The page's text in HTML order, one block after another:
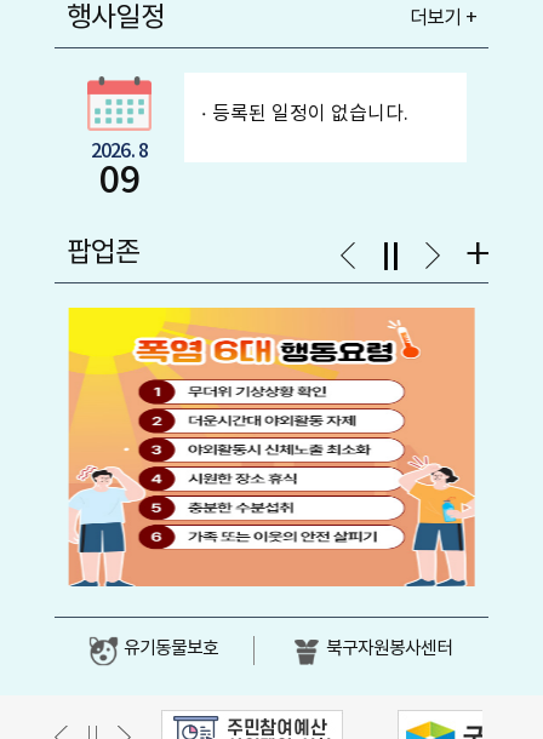
행사일정 더보기 +
2026. 8
09
등록된 일정이 없습니다.
팝업존
유기동물보호 북구자원봉사센터